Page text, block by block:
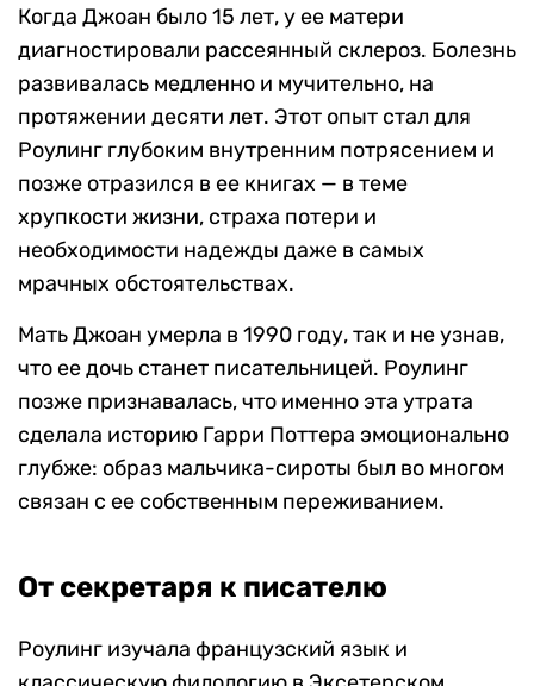
Когда Джоан было 15 лет, у ее матери
диагностировали рассеянный склероз. Болезнь
развивалась медленно и мучительно, на
протяжении десяти лет. Этот опыт стал для
Роулинг глубоким внутренним потрясением и
позже отразился в ее книгах — в теме
хрупкости жизни, страха потери и
необходимости надежды даже в самых
мрачных обстоятельствах.
Мать Джоан умерла в 1990 году, так и не узнав,
что ее дочь станет писательницей. Роулинг
позже признавалась, что именно эта утрата
сделала историю Гарри Поттера эмоционально
глубже: образ мальчика-сироты был во многом
связан с ее собственным переживанием.
От секретаря к писателю
Роулинг изучала французский язык и